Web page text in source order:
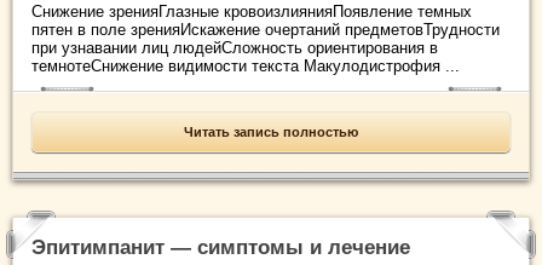
Снижение зренияГлазные кровоизлиянияПоявление темных
пятен в поле зренияИскажение очертаний предметовТрудности
при узнавании лиц людейСложность ориентирования в
темнотеСнижение видимости текста Макулодистрофия ...
Читать запись полностью
Эпитимпанит — симптомы и лечение